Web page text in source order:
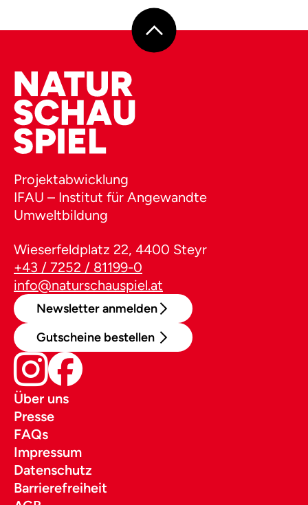
Projektabwicklung
IFAU – Institut für Angewandte
Umweltbildung
Wieserfeldplatz 22, 4400 Steyr
+43 / 7252 / 81199-0
info@naturschauspiel.at
Newsletter anmelden
Gutscheine bestellen
Über uns
Presse
FAQs
Impressum
Datenschutz
Barrierefreiheit